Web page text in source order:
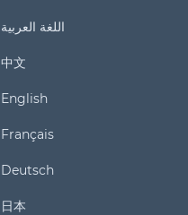
اللغة العربية
中文
English
Français
Deutsch
日本